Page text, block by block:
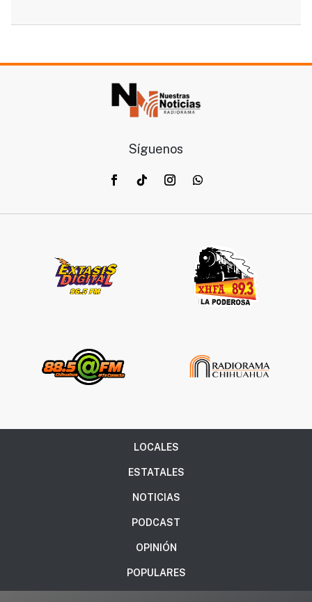
Síguenos
LOCALES
ESTATALES
NOTICIAS
PODCAST
OPINIÓN
POPULARES